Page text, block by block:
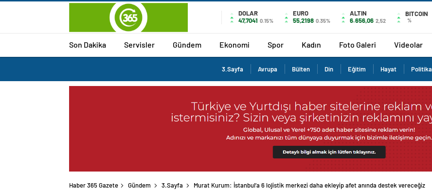
DOLAR
47,7041 0.15%
EURO
55,2198 0.35%
ALTIN
6.656,06 2,52
BITCOIN
%
Son Dakika Servisler Gündem Ekonomi Spor Kadın Foto Galeri Videolar
3.Sayfa Avrupa Bülten Din Eğitim Hayat Politika
Haber 365 Gazete Gündem 3.Sayfa Murat Kurum: İstanbul’a 6 lojistik merkezi daha ekleyip afet anında destek vereceğiz